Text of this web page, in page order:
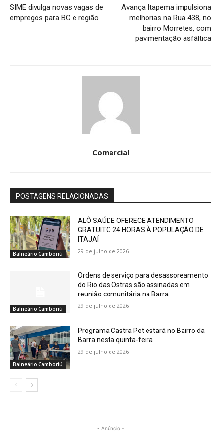
SIME divulga novas vagas de
empregos para BC e região
Avança Itapema impulsiona
melhorias na Rua 438, no
bairro Morretes, com
pavimentação asfáltica
Comercial
POSTAGENS RELACIONADAS
Balneário Camboriú
ALÔ SAÚDE OFERECE ATENDIMENTO
GRATUITO 24 HORAS À POPULAÇÃO DE
ITAJAÍ
29 de julho de 2026
Balneário Camboriú
Ordens de serviço para desassoreamento
do Rio das Ostras são assinadas em
reunião comunitária na Barra
29 de julho de 2026
Balneário Camboriú
Programa Castra Pet estará no Bairro da
Barra nesta quinta-feira
29 de julho de 2026
- Anúncio -